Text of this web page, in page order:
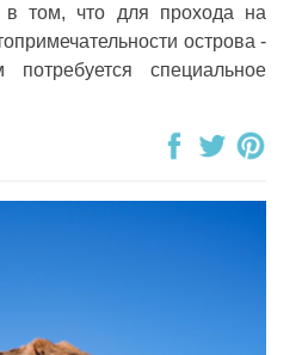
том, что для прохода на
острова -
специальное